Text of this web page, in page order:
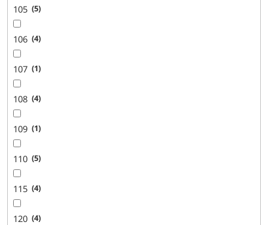
105 5
106 4
107 1
108 4
109 1
110 5
115 4
120 4